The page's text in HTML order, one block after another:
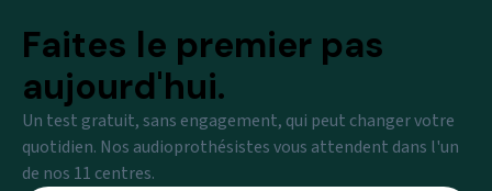
Faites le premier pas
aujourd'hui.
Un test gratuit, sans engagement, qui peut changer votre
quotidien. Nos audioprothésistes vous attendent dans l'un
de nos 11 centres.